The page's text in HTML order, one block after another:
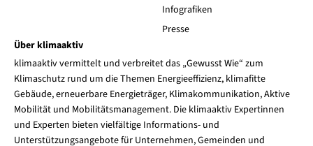
Infografiken
Presse
Über klimaaktiv
klimaaktiv vermittelt und verbreitet das „Gewusst Wie“ zum
Klimaschutz rund um die Themen Energieeffizienz, klimafitte
Gebäude, erneuerbare Energieträger, Klimakommunikation, Aktive
Mobilität und Mobilitätsmanagement. Die klimaaktiv Expertinnen
und Experten bieten vielfältige Informations- und
Unterstützungsangebote für Unternehmen, Gemeinden und